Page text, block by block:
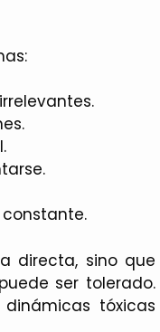
directa, sino que
ser tolerado.
tóxicas